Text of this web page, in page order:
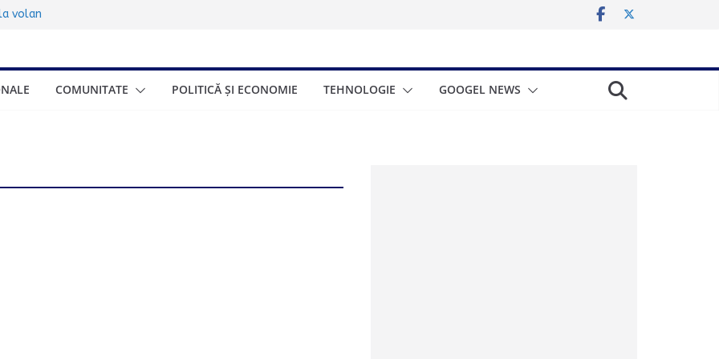
de trei zile
gratuiteCOMUNITATE POLITICĂ ȘI ECONOMIE TEHNOLOGIE GOOGEL NEWS